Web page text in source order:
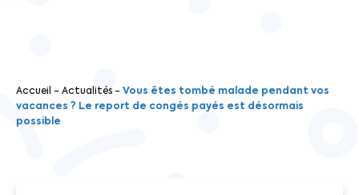
Accueil - Actualités - Vous êtes tombé malade pendant vos
vacances ? Le report de congés payés est désormais
possible